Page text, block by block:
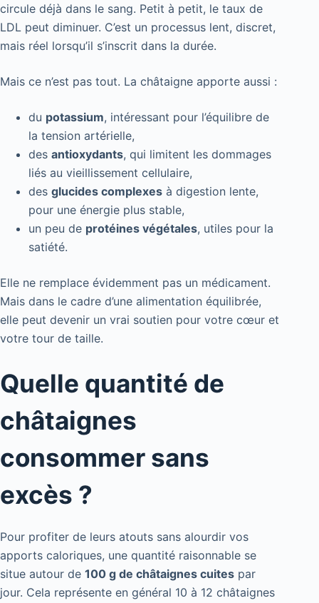
circule déjà dans le sang. Petit à petit, le taux de
LDL peut diminuer. C’est un processus lent, discret,
mais réel lorsqu’il s’inscrit dans la durée.
Mais ce n’est pas tout. La châtaigne apporte aussi :
du potassium, intéressant pour l’équilibre de
la tension artérielle,
des antioxydants, qui limitent les dommages
liés au vieillissement cellulaire,
des glucides complexes à digestion lente,
pour une énergie plus stable,
un peu de protéines végétales, utiles pour la
satiété.
Elle ne remplace évidemment pas un médicament.
Mais dans le cadre d’une alimentation équilibrée,
elle peut devenir un vrai soutien pour votre cœur et
votre tour de taille.
Quelle quantité de
châtaignes
consommer sans
excès ?
Pour profiter de leurs atouts sans alourdir vos
apports caloriques, une quantité raisonnable se
situe autour de 100 g de châtaignes cuites par
jour. Cela représente en général 10 à 12 châtaignes